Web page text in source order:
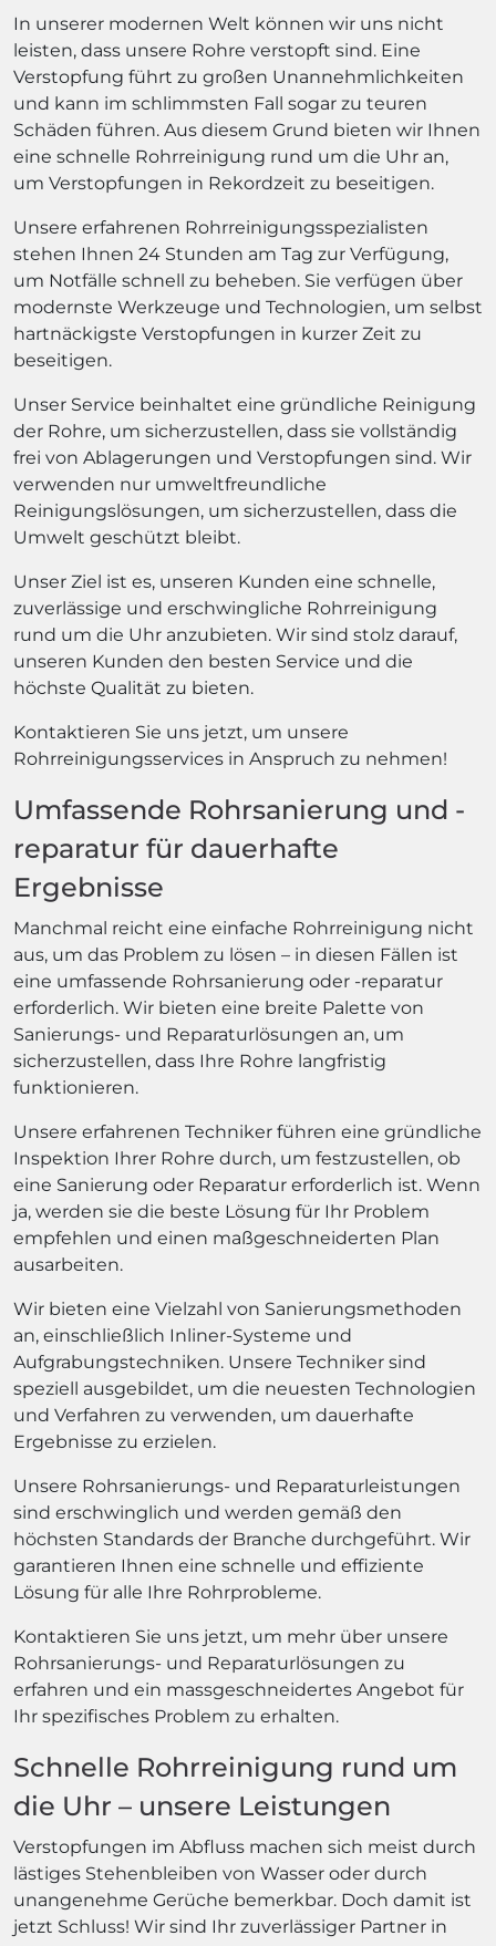
In unserer modernen Welt können wir uns nicht
leisten, dass unsere Rohre verstopft sind. Eine
Verstopfung führt zu großen Unannehmlichkeiten
und kann im schlimmsten Fall sogar zu teuren
Schäden führen. Aus diesem Grund bieten wir Ihnen
eine schnelle Rohrreinigung rund um die Uhr an,
um Verstopfungen in Rekordzeit zu beseitigen.
Unsere erfahrenen Rohrreinigungsspezialisten
stehen Ihnen 24 Stunden am Tag zur Verfügung,
um Notfälle schnell zu beheben. Sie verfügen über
modernste Werkzeuge und Technologien, um selbst
hartnäckigste Verstopfungen in kurzer Zeit zu
beseitigen.
Unser Service beinhaltet eine gründliche Reinigung
der Rohre, um sicherzustellen, dass sie vollständig
frei von Ablagerungen und Verstopfungen sind. Wir
verwenden nur umweltfreundliche
Reinigungslösungen, um sicherzustellen, dass die
Umwelt geschützt bleibt.
Unser Ziel ist es, unseren Kunden eine schnelle,
zuverlässige und erschwingliche Rohrreinigung
rund um die Uhr anzubieten. Wir sind stolz darauf,
unseren Kunden den besten Service und die
höchste Qualität zu bieten.
Kontaktieren Sie uns jetzt, um unsere
Rohrreinigungsservices in Anspruch zu nehmen!
Umfassende Rohrsanierung und -
reparatur für dauerhafte
Ergebnisse
Manchmal reicht eine einfache Rohrreinigung nicht
aus, um das Problem zu lösen – in diesen Fällen ist
eine umfassende Rohrsanierung oder -reparatur
erforderlich. Wir bieten eine breite Palette von
Sanierungs- und Reparaturlösungen an, um
sicherzustellen, dass Ihre Rohre langfristig
funktionieren.
Unsere erfahrenen Techniker führen eine gründliche
Inspektion Ihrer Rohre durch, um festzustellen, ob
eine Sanierung oder Reparatur erforderlich ist. Wenn
ja, werden sie die beste Lösung für Ihr Problem
empfehlen und einen maßgeschneiderten Plan
ausarbeiten.
Wir bieten eine Vielzahl von Sanierungsmethoden
an, einschließlich Inliner-Systeme und
Aufgrabungstechniken. Unsere Techniker sind
speziell ausgebildet, um die neuesten Technologien
und Verfahren zu verwenden, um dauerhafte
Ergebnisse zu erzielen.
Unsere Rohrsanierungs- und Reparaturleistungen
sind erschwinglich und werden gemäß den
höchsten Standards der Branche durchgeführt. Wir
garantieren Ihnen eine schnelle und effiziente
Lösung für alle Ihre Rohrprobleme.
Kontaktieren Sie uns jetzt, um mehr über unsere
Rohrsanierungs- und Reparaturlösungen zu
erfahren und ein massgeschneidertes Angebot für
Ihr spezifisches Problem zu erhalten.
Schnelle Rohrreinigung rund um
die Uhr – unsere Leistungen
Verstopfungen im Abfluss machen sich meist durch
lästiges Stehenbleiben von Wasser oder durch
unangenehme Gerüche bemerkbar. Doch damit ist
jetzt Schluss! Wir sind Ihr zuverlässiger Partner in